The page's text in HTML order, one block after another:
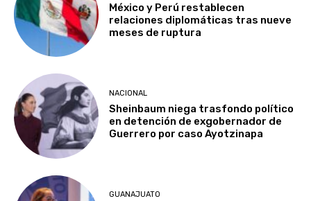
México y Perú restablecen
relaciones diplomáticas tras nueve
meses de ruptura
NACIONAL
Sheinbaum niega trasfondo político
en detención de exgobernador de
Guerrero por caso Ayotzinapa
GUANAJUATO